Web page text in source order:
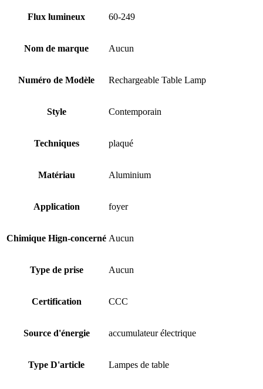
Flux lumineux 60-249
Nom de marque Aucun
Numéro de Modèle Rechargeable Table Lamp
Style Contemporain
Techniques plaqué
Matériau Aluminium
Application foyer
Chimique Hign-concerné Aucun
Type de prise Aucun
Certification CCC
Source d'énergie accumulateur électrique
Type D'article Lampes de table